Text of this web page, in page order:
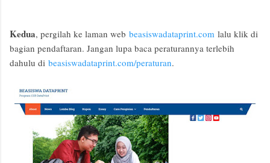
Kedua, pergilah ke laman web beasiswadataprint.com lalu klik di
bagian pendaftaran. Jangan lupa baca peraturannya terlebih
dahulu di beasiswadataprint.com/peraturan.